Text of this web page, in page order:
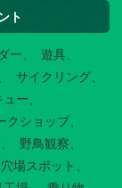
ト
ー
遊具
サイクリング
ュー
クショップ
野鳥観察
穴場スポット